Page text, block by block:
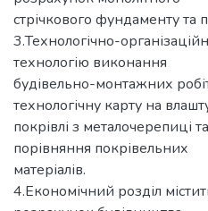
стрічкового фундаменту та
3.Технологічно-
технологію виконання
будівельно-монтажних
технологічну карту на
покрівлі з металочерепиці
порівняння покрівельних
матеріалів.
4.Економічний розділ